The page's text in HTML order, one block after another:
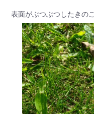
表面がぶつぶつしたきのこ